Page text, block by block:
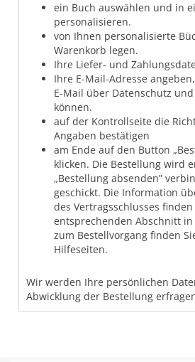
ein Buch auswählen und in
personalisieren.
von Ihnen personalisierte
Warenkorb legen.
Ihre Liefer- und
Ihre E-Mail-Adresse
E-Mail über Datenschutz
können.
auf der Kontrollseite die
Angaben bestätigen
am Ende auf den Button
klicken. Die Bestellung wird
„Bestellung absenden”
geschickt. Die Information
des Vertragsschlusses finden
entsprechenden Abschnitt in
zum Bestellvorgang finden
Hilfeseiten.
Wir werden Ihre persönlichen
Abwicklung der Bestellung